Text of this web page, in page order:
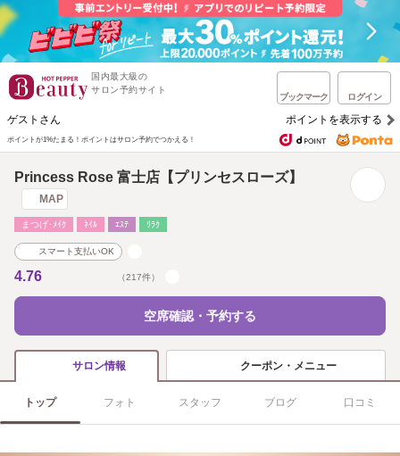
国内最大級の
サロン予約サイト
ブックマーク ログイン
ゲストさん ポイントを表示する
ポイントが1%たまる！ ポイントはサロン予約でつかえる！
Princess Rose 富士店【プリンセスローズ】
MAP
まつげ･ﾒｲｸ ﾈｲﾙ ｴｽﾃ ﾘﾗｸ
スマート支払いOK
4.76 （217件）
空席確認・予約する
サロン情報 クーポン・メニュー
トップ フォト スタッフ ブログ 口コミ